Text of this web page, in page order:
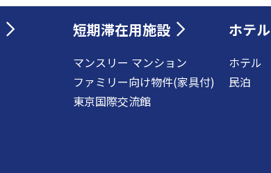
短期滞在用施設
マンスリー マンション
ファミリー向け物件(家具付)
東京国際交流館
ホテル
ホテル
民泊